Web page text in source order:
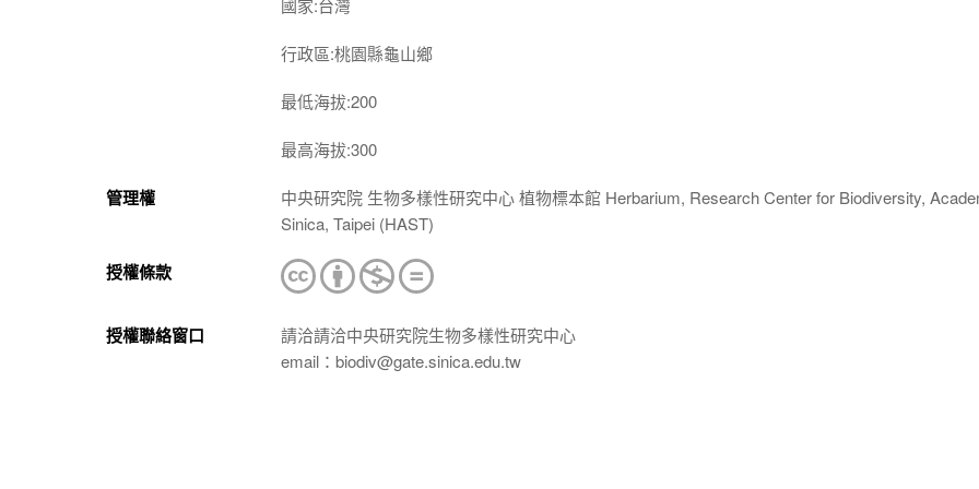
國家:台灣
行政區:桃園縣龜山鄉
最低海拔:200
最高海拔:300
管理權
中央研究院 生物多樣性研究中心 植物標本館 Herbarium, Research Center for Biodiversity,
Sinica, Taipei (HAST)
授權條款
授權聯絡窗口
請洽請洽中央研究院生物多樣性研究中心
email：biodiv@gate.sinica.edu.tw